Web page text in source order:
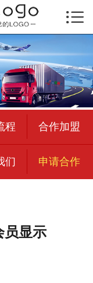
 首页
公司简介
物流新闻
绍兴至全国
合作加盟
宜荣智联

程 合作加盟
们 申请合作
员显示